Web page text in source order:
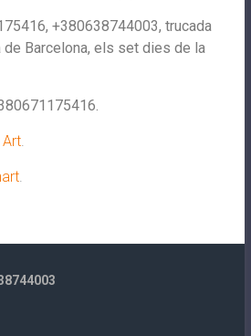
+380638744003, trucada
de Barcelona, els set dies de la
Art.
.